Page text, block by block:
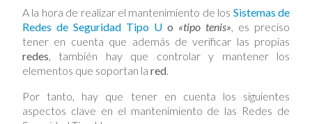
A la hora de realizar el mantenimiento de los Sistemas de
Redes de Seguridad Tipo U o «tipo tenis», es preciso
tener en cuenta que además de verificar las propias
redes, también hay que controlar y mantener los
elementos que soportan la red.
Por tanto, hay que tener en cuenta los siguientes
aspectos clave en el mantenimiento de las Redes de